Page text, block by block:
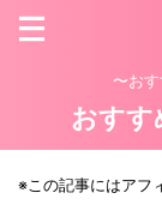
〜お
おすす
※この記事にはアフ